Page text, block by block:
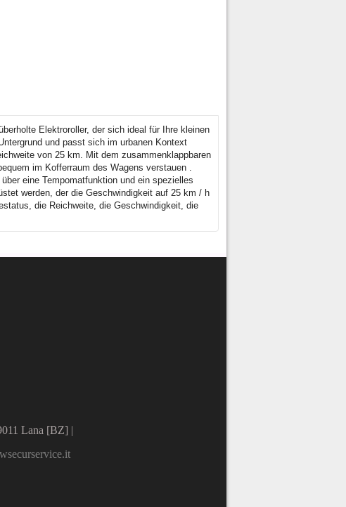
Elektroroller, der sich ideal für Ihre kleinen
und passt sich im urbanen Kontext
von 25 km. Mit dem zusammenklappbaren
im Kofferraum des Wagens verstauen .
eine Tempomatfunktion und ein spezielles
werden, der die Geschwindigkeit auf 25 km / h
die Reichweite, die Geschwindigkeit, die
Lana [BZ] |